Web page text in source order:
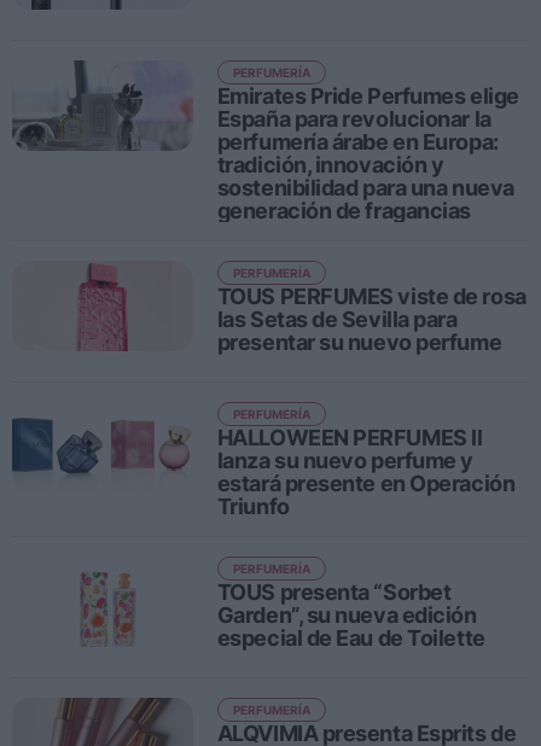
Salud
Eventos
Formaciones destacadas
Registrarse
INICIAR SESIÓN
EN
Emirates Pride Perfumes elige
España para revolucionar la
perfumería árabe en Europa:
tradición, innovación y
sostenibilidad para una nueva
generación de fragancias
PERFUMERÍA
TOUS PERFUMES viste de rosa
las Setas de Sevilla para
presentar su nuevo perfume
PERFUMERÍA
HALLOWEEN PERFUMES ll
lanza su nuevo perfume y
estará presente en Operación
Triunfo
PERFUMERÍA
TOUS presenta “Sorbet
Garden”, su nueva edición
especial de Eau de Toilette
PERFUMERÍA
ALQVIMIA presenta Esprits de
PERFUMERÍA